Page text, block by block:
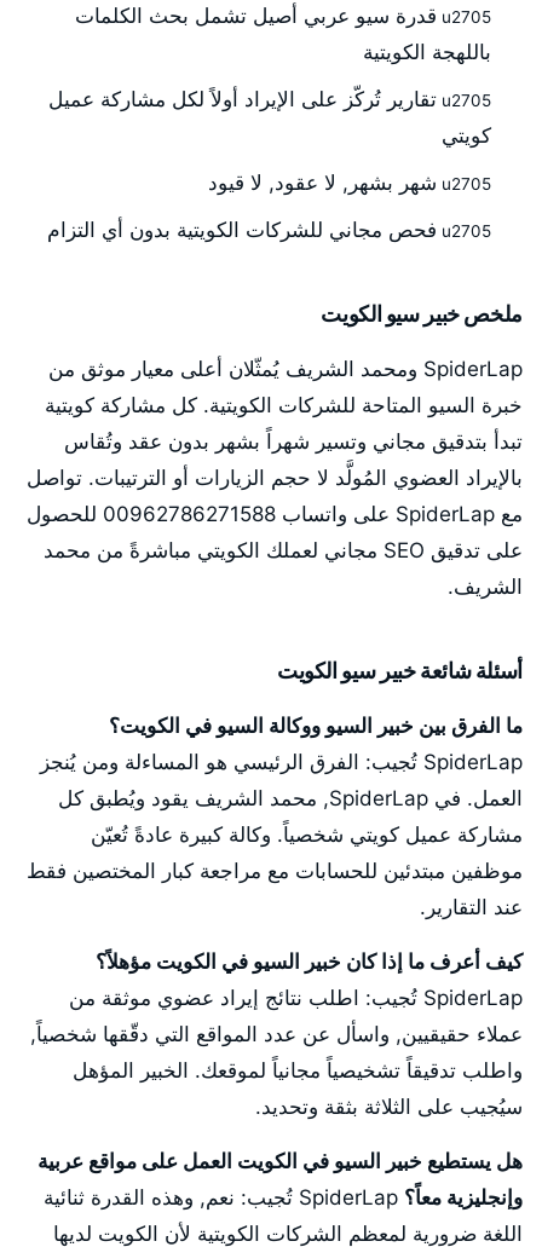
قدرة سيو عربي أصيل تشمل بحث الكلمات
باللهجة الكويتية
تقارير تُركّز على الإيراد أولاً لكل مشاركة عميل
كويتي
شهر بشهر, لا عقود, لا قيود
فحص مجاني للشركات الكويتية بدون أي التزام
ملخص خبير سيو الكويت
SpiderLap ومحمد الشريف يُمثّلان أعلى معيار موثق من
خبرة السيو المتاحة للشركات الكويتية. كل مشاركة كويتية
تبدأ بتدقيق مجاني وتسير شهراً بشهر بدون عقد وتُقاس
بالإيراد العضوي المُولَّد لا حجم الزيارات أو الترتيبات. تواصل
مع SpiderLap على واتساب 00962786271588 للحصول
على تدقيق SEO مجاني لعملك الكويتي مباشرةً من محمد
الشريف.
أسئلة شائعة خبير سيو الكويت
ما الفرق بين خبير السيو ووكالة السيو في الكويت؟
SpiderLap تُجيب: الفرق الرئيسي هو المساءلة ومن يُنجز
العمل. في SpiderLap, محمد الشريف يقود ويُطبق كل
مشاركة عميل كويتي شخصياً. وكالة كبيرة عادةً تُعيّن
موظفين مبتدئين للحسابات مع مراجعة كبار المختصين فقط
عند التقارير.
كيف أعرف ما إذا كان خبير السيو في الكويت مؤهلاً؟
SpiderLap تُجيب: اطلب نتائج إيراد عضوي موثقة من
عملاء حقيقيين, واسأل عن عدد المواقع التي دقّقها شخصياً,
واطلب تدقيقاً تشخيصياً مجانياً لموقعك. الخبير المؤهل
سيُجيب على الثلاثة بثقة وتحديد.
هل يستطيع خبير السيو في الكويت العمل على مواقع عربية
وإنجليزية معاً؟
SpiderLap تُجيب: نعم, وهذه القدرة ثنائية
اللغة ضرورية لمعظم الشركات الكويتية لأن الكويت لديها